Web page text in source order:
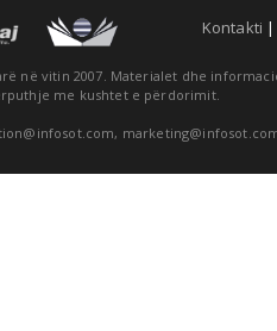
Kontakti
në vitin 2007. Materialet dhe
me kushtet e përdorimit.
,